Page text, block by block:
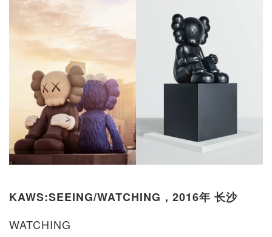
KAWS:SEEING/WATCHING，2016年 长沙
WATCHING